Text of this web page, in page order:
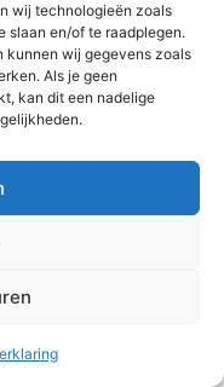
wij technologieën zoals
slaan en/of te raadplegen.
kunnen wij gegevens zoals
Als je geen
kan dit een nadelige